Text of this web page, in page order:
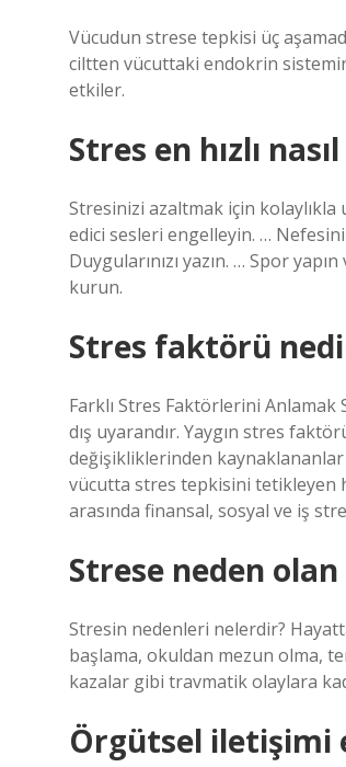
Vücudun strese tepkisi üç
ciltten vücuttaki endokrin
etkiler.
Stres en hızlı
Stresinizi azaltmak için kolaylıkla
edici sesleri engelleyin. …
Duygularınızı yazın. … Spor
kurun.
Stres faktörü
Farklı Stres Faktörlerini
dış uyarandır. Yaygın stres
değişikliklerinden
vücutta stres tepkisini tetikleyen
arasında finansal, sosyal ve iş
Strese neden
Stresin nedenleri nelerdir?
başlama, okuldan mezun olma,
kazalar gibi travmatik olaylara
Örgütsel iletişimi